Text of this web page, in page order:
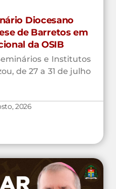
Diocesano
de Barretos em
da OSIB
e Institutos
de 27 a 31 de julho
2026